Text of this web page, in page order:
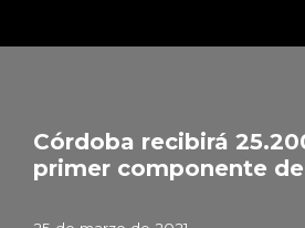
Córdoba recibirá
primer componente